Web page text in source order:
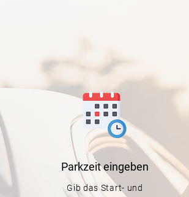
Parkzeiteingeben
Gib das Start- und